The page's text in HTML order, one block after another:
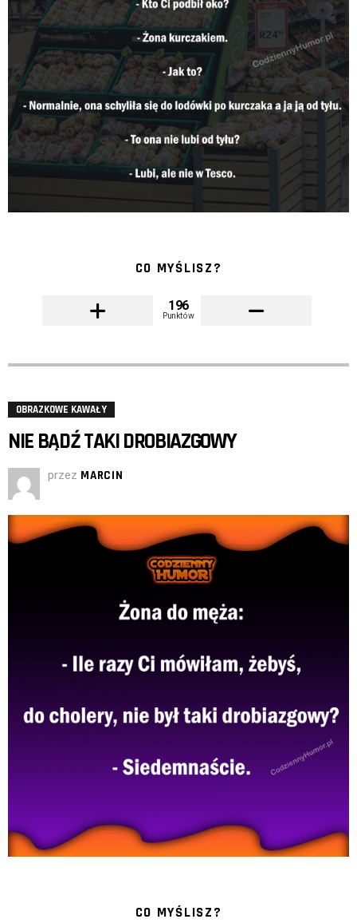
CO MYŚLISZ?
196
Punktów
OBRAZKOWE KAWAŁY
NIE BĄDŹ TAKI DROBIAZGOWY
przez MARCIN
CO MYŚLISZ?